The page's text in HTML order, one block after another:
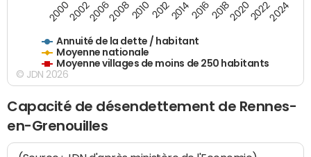
Annuité de la dette / habitant
Moyenne nationale
Moyenne villages de moins de 250 habitants
200020022006200820102012201420162018202020222024
© JDN 2026
Capacité de désendettement de Rennes-
en-Grenouilles